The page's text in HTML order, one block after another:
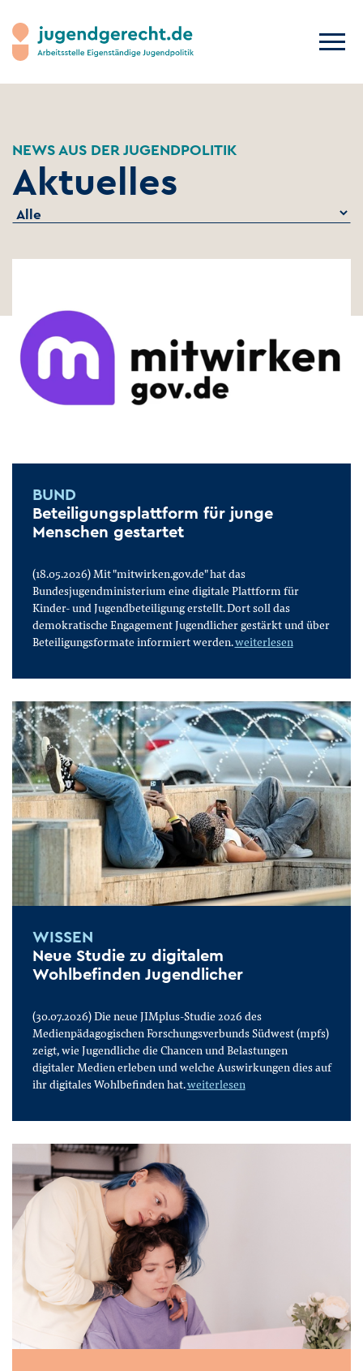
NEWS AUS DER JUGENDPOLITIK
Aktuelles
BUND
Beteiligungsplattform für junge
Menschen gestartet
(18.05.2026) Mit "mitwirken.gov.de" hat das
Bundesjugendministerium eine digitale Plattform für
Kinder- und Jugendbeteiligung erstellt. Dort soll das
demokratische Engagement Jugendlicher gestärkt und über
Beteiligungsformate informiert werden.weiterlesen
WISSEN
Neue Studie zu digitalem
Wohlbefinden Jugendlicher
(30.07.2026) Die neue JIMplus-Studie 2026 des
Medienpädagogischen Forschungsverbunds Südwest (mpfs)
zeigt, wie Jugendliche die Chancen und Belastungen
digitaler Medien erleben und welche Auswirkungen dies auf
ihr digitales Wohlbefinden hat.weiterlesen